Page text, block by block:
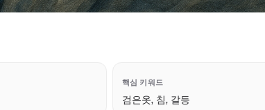
핵심 키워드
검은옷, 침, 갈등